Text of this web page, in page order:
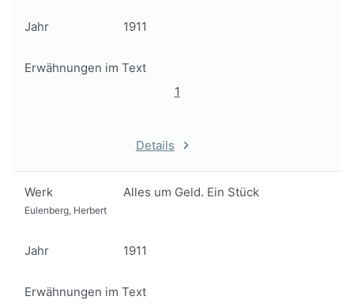
Jahr 1911
Erwähnungen im Text
1
Details
Werk Alles um Geld. Ein Stück
Eulenberg, Herbert
Jahr 1911
Erwähnungen im Text